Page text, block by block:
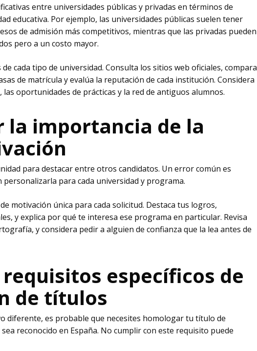
entre universidades públicas y privadas en términos de
educativa. Por ejemplo, las universidades públicas suelen tener
de admisión más competitivos, mientras que las privadas pueden
pero a un costo mayor.​
cada tipo de universidad. Consulta los sitios web oficiales, compara
de matrícula y evalúa la reputación de cada institución. Considera
oportunidades de prácticas y la red de antiguos alumnos.
la importancia de la
para destacar entre otros candidatos. Un error común es
para cada universidad y programa.​
motivación única para cada solicitud. Destaca tus logros,
y explica por qué te interesa ese programa en particular. Revisa
y considera pedir a alguien de confianza que la lea antes de
específicos de
de títulos
diferente, es probable que necesites homologar tu título de
reconocido en España. No cumplir con este requisito puede